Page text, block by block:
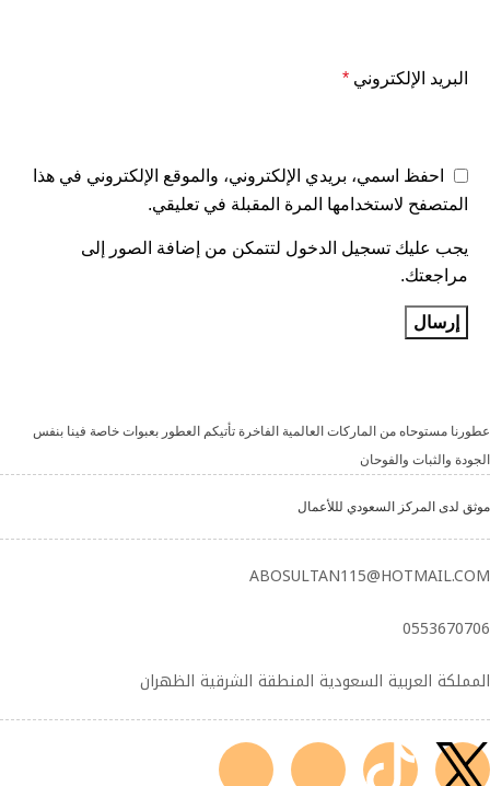
البريد الإلكتروني *
احفظ اسمي، بريدي الإلكتروني، والموقع الإلكتروني في هذا
المتصفح لاستخدامها المرة المقبلة في تعليقي.
يجب عليك تسجيل الدخول لتتمكن من إضافة الصور إلى
مراجعتك.
عطورنا مستوحاه من الماركات العالمية الفاخرة تأتيكم العطور بعبوات خاصة فينا بنفس
الجودة والثبات والفوحان
موثق لدى المركز السعودي لللأعمال
ABOSULTAN115@HOTMAIL.COM
0553670706
المملكة العربية السعودية المنطقة الشرقية الظهران